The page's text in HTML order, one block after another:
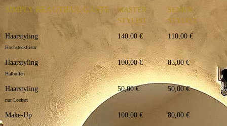
SIMPLY BEAUTIFUL GÄSTE
MASTER
STYLIST
SENIOR
STYLIST
Haarstyling
Hochsteckfrisur
140,00 € 110,00 €
Haarstyling
Halboffen
100,00 € 85,00 €
Haarstyling
nur Locken
50,00 € 50,00 €
Make-Up 100,00 € 80,00 €